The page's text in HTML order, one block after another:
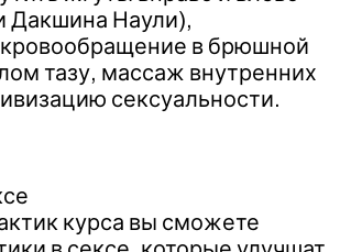
Дакшина Наули),
в брюшной
тазу, массаж внутренних
сексуальности.
курса вы сможете